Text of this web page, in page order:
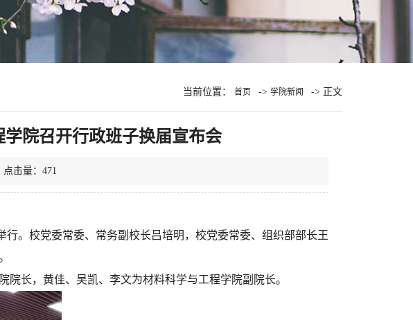
当前位置： 首页 -> 学院新闻 -> 正文
院召开行政班子换届宣布会
击量： 471
。校党委常委、常务副校长吕培明，校党委常委、组织部部长王
长，黄佳、吴凯、李文为材料科学与工程学院副院长。